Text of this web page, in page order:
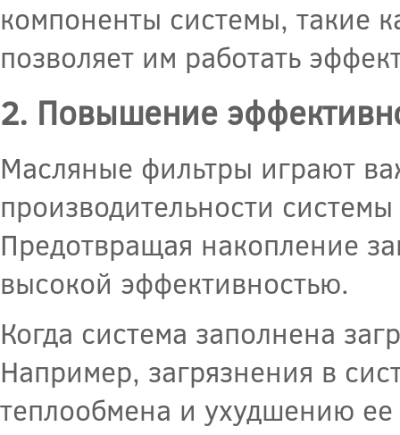
компоненты системы, такие
позволяет им работать
2. Повышение
Масляные фильтры играют
производительности
Предотвращая накопление
высокой эффективностью.
Когда система заполнена
Например, загрязнения в
теплообмена и ухудшению